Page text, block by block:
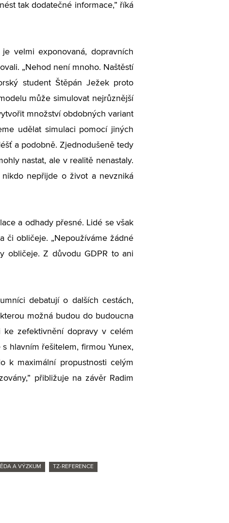
tak dodatečné informace,” říká
velmi exponovaná, dopravních
„Nehod není mnoho. Naštěstí
student Štěpán Ježek proto
může simulovat nejrůznější
množství obdobných variant
udělat simulaci pomocí jiných
a podobně. Zjednodušeně tedy
nastat, ale v realitě nenastaly.
nepřijde o život a nevzniká
a odhady přesné. Lidé se však
či obličeje. „Nepoužíváme žádné
obličeje. Z důvodu GDPR to ani
debatují o dalších cestách,
možná budou do budoucna
ke zefektivnění dopravy v celém
hlavním řešitelem, firmou Yunex,
k maximální propustnosti celým
přibližuje na závěr Radim
A VÝZKUM TZ-REFERENCE